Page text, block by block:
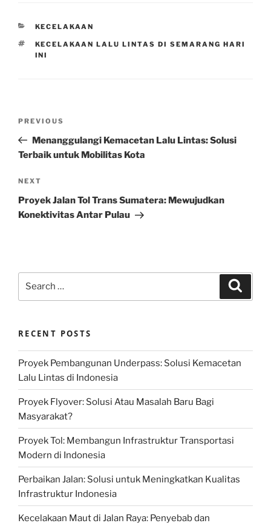
CATEGORIES
KECELAKAAN
TAGS
KECELAKAAN LALU LINTAS DI SEMARANG HARI
INI
Previous
Post
PREVIOUS
Menanggulangi Kemacetan Lalu Lintas: Solusi
Terbaik untuk Mobilitas Kota
Next
Post
NEXT
Proyek Jalan Tol Trans Sumatera: Mewujudkan
Konektivitas Antar Pulau
RECENT POSTS
Proyek Pembangunan Underpass: Solusi Kemacetan
Lalu Lintas di Indonesia
Proyek Flyover: Solusi Atau Masalah Baru Bagi
Masyarakat?
Proyek Tol: Membangun Infrastruktur Transportasi
Modern di Indonesia
Perbaikan Jalan: Solusi untuk Meningkatkan Kualitas
Infrastruktur Indonesia
Kecelakaan Maut di Jalan Raya: Penyebab dan